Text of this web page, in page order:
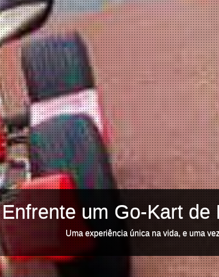
Enfrente um Go-Kart de
Uma experiência única na vida, e uma